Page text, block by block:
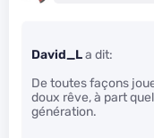
David_La dit:
De toutes façons
doux rêve, à part
génération.